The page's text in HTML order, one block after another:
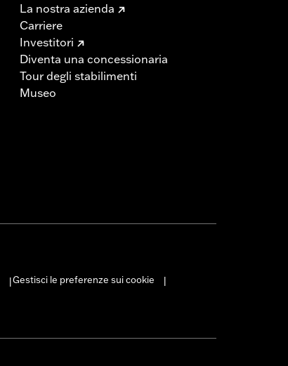
La nostra azienda
Carriere
Investitori
Diventa una concessionaria
Tour degli stabilimenti
Museo
Gestisci le preferenze sui cookie